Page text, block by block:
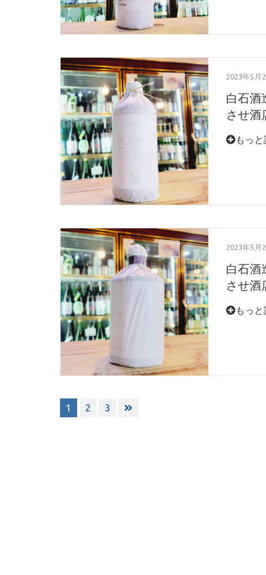
2023年5月
白石酒
させ酒
もっと
2023年5月
白石酒
させ酒
もっと
投
稿
1 2 3